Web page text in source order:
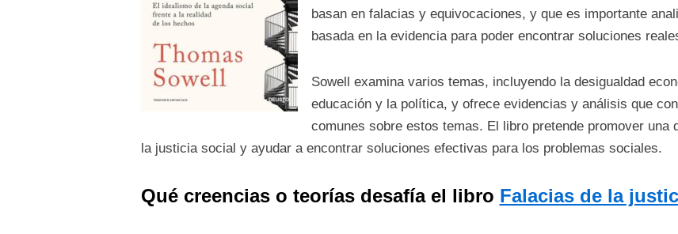
basan en falacias y equivocaciones, y que es importante
basada en la evidencia para poder encontrar soluciones
Sowell examina varios temas, incluyendo la desigualdad
educación y la política, y ofrece evidencias y análisis que
comunes sobre estos temas. El libro pretende promover
la justicia social y ayudar a encontrar soluciones efectivas para los problemas sociales.
Qué creencias o teorías desafía el libro Falacias de la